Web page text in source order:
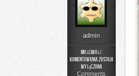
admin
Możliwość
komentowania
Podstawy
Matematyki
została
wyłączona
Comments